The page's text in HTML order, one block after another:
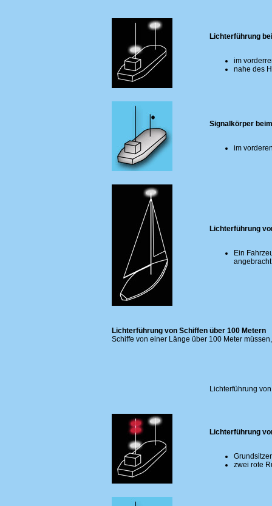
Lichterführung
im
nahe des
Signalkörper
im
Lichterführung
Ein
Lichterführung von Schiffen über 100 Metern
Schiffe von einer Länge über 100 Meter
Lichterführung
Lichterführung
zwei rote